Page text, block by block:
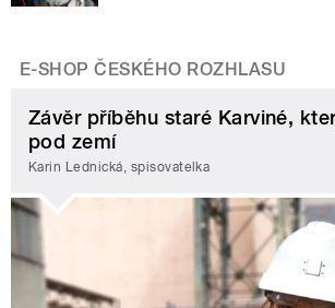
E-SHOP ČESKÉHO ROZHLASU
Závěr příběhu staré Karviné,
pod zemí
Karin Lednická, spisovatelka